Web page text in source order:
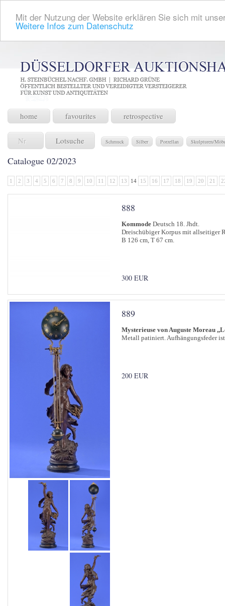
Mit der Nutzung der Website erklären Sie sich mit
Weitere Infos zum Datenschutz
home favourites retrospective
Lotsuche Schmuck Silber Porzellan Skulpturen/
Catalogue 02/2023
1 2 3 4 5 6 7 8 9 10 11 12 13 14 15 16 17 18 19 20 21
888
Kommode Deutsch 18. Jhdt.
Dreischübiger Korpus mit allseitiger
B 126 cm, T 67 cm.
300 EUR
889
Mysterieuse von Auguste Moreau
Metall patiniert. Aufhängungsfeder
200 EUR